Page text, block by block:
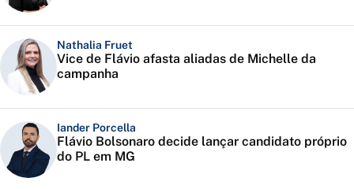
Nathalia Fruet
Vice de Flávio afasta aliadas de Michelle da
campanha
Iander Porcella
Flávio Bolsonaro decide lançar candidato próprio
do PL em MG